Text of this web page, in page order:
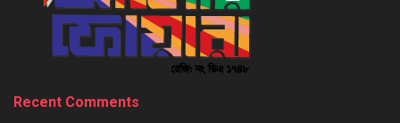
Recent Comments